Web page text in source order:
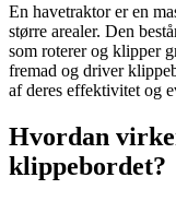
En havetraktor er en
større arealer. Den
som roterer og klipper
fremad og driver
af deres effektivitet og
Hvordan
klippebordet?